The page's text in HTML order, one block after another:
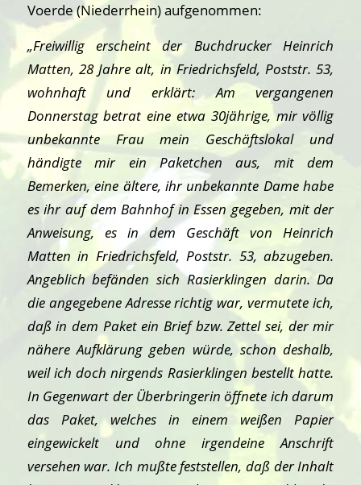
Voerde (Niederrhein) aufgenommen:
„Freiwillig erscheint der Buchdrucker Heinrich
Matten, 28 Jahre alt, in Friedrichsfeld, Poststr. 53,
wohnhaft und erklärt: Am vergangenen
Donnerstag betrat eine etwa 30jährige, mir völlig
unbekannte Frau mein Geschäftslokal und
händigte mir ein Paketchen aus, mit dem
Bemerken, eine ältere, ihr unbekannte Dame habe
es ihr auf dem Bahnhof in Essen gegeben, mit der
Anweisung, es in dem Geschäft von Heinrich
Matten in Friedrichsfeld, Poststr. 53, abzugeben.
Angeblich befänden sich Rasierklingen darin. Da
die angegebene Adresse richtig war, vermutete ich,
daß in dem Paket ein Brief bzw. Zettel sei, der mir
nähere Aufklärung geben würde, schon deshalb,
weil ich doch nirgends Rasierklingen bestellt hatte.
In Gegenwart der Überbringerin öffnete ich darum
das Paket, welches in einem weißen Papier
eingewickelt und ohne irgendeine Anschrift
versehen war. Ich mußte feststellen, daß der Inhalt